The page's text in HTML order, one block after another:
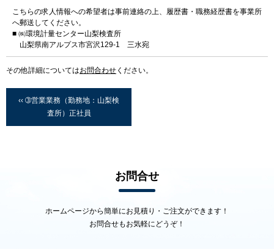
こちらの求人情報への希望者は事前連絡の上、履歴書・職務経歴書を事業所
へ郵送してください。
■ ㈱環境計量センター山梨検査所
山梨県南アルプス市宮沢129-1 三水宛
その他詳細についてはお問合わせ ください。
‹‹ ➂営業業務（勤務地：山梨検
査所）正社員
お問合せ
ホームページから簡単にお見積り・ご注文ができます！
お問合せもお気軽にどうぞ！